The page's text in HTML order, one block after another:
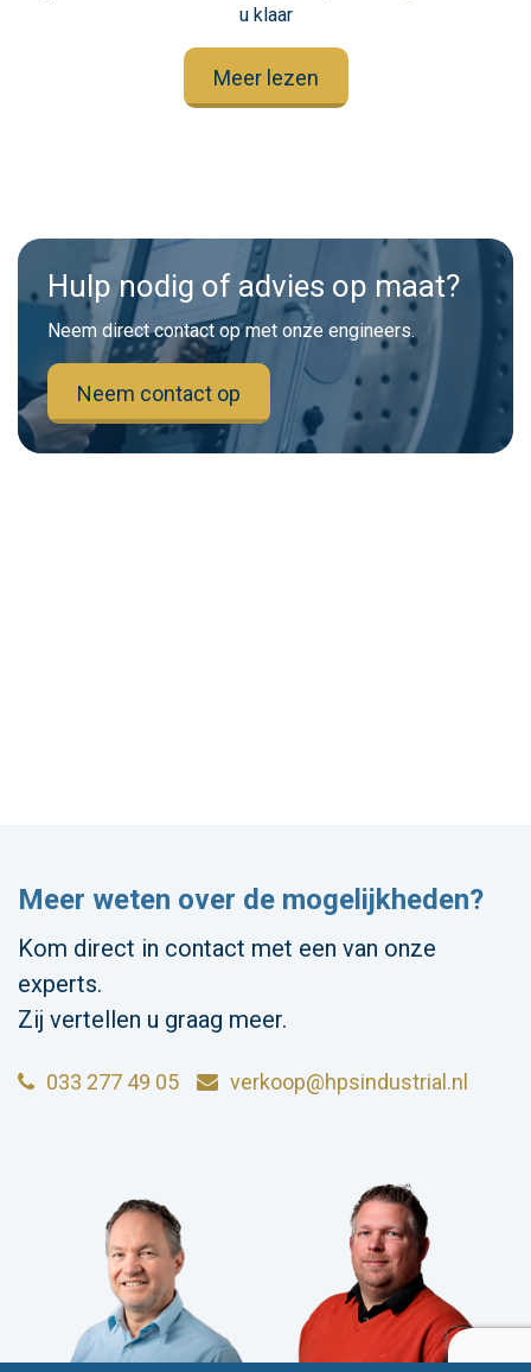
u klaar
Meer lezen
Hulp nodig of advies op maat?
Neem direct contact op met onze engineers.
Neem contact op
Meer weten over de mogelijkheden?
Kom direct in contact met een van onze
experts.
Zij vertellen u graag meer.
033 277 49 05 verkoop@hpsindustrial.nl